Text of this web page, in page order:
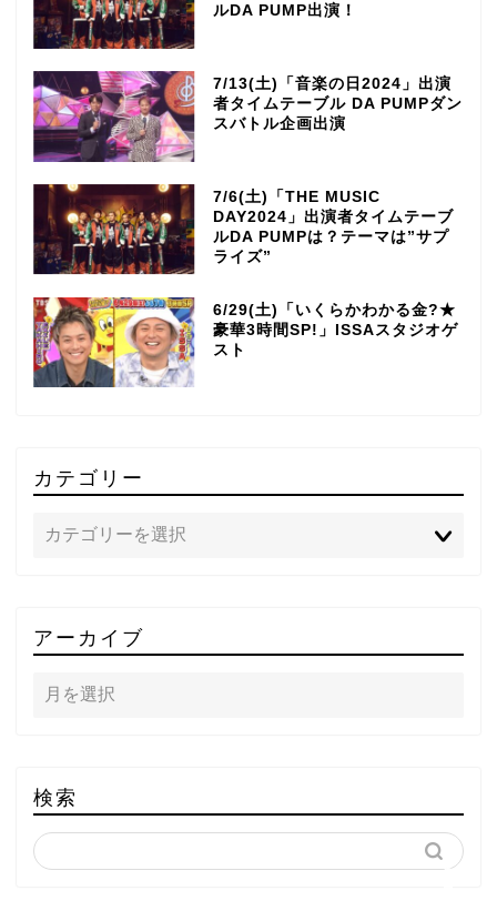
ルDA PUMP出演！
7/13(土)「音楽の日2024」出演
者タイムテーブル DA PUMPダン
スバトル企画出演
7/6(土)「THE MUSIC
DAY2024」出演者タイムテーブ
ルDA PUMPは？テーマは”サプ
ライズ”
6/29(土)「いくらかわかる金?★
豪華3時間SP!」ISSAスタジオゲ
スト
カテゴリー
アーカイブ
検索
～DA PUMP YORIの晴れ
ばれラジオ～